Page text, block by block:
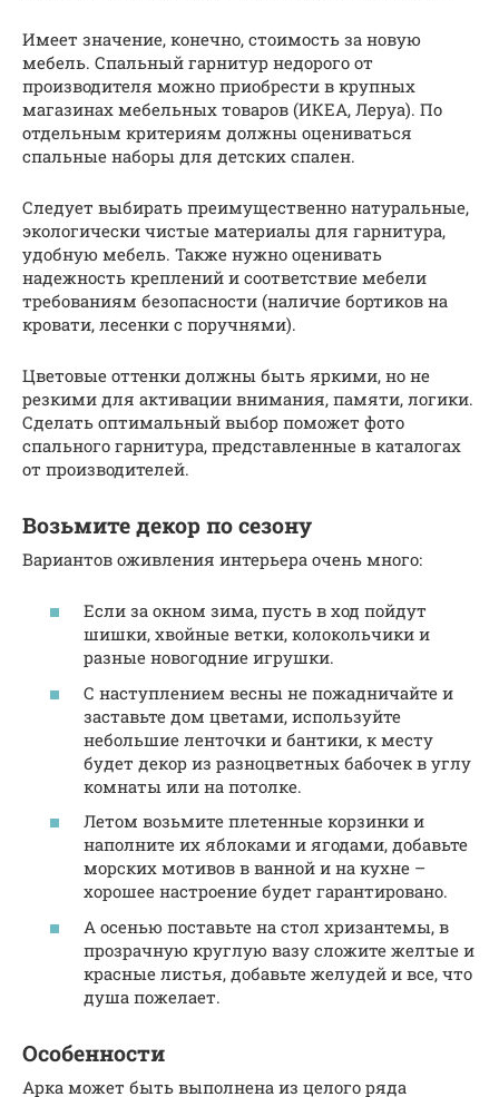
Имеет значение, конечно, стоимость за новую
мебель. Спальный гарнитур недорого от
производителя можно приобрести в крупных
магазинах мебельных товаров (ИКЕА, Леруа). По
отдельным критериям должны оцениваться
спальные наборы для детских спален.
Следует выбирать преимущественно натуральные,
экологически чистые материалы для гарнитура,
удобную мебель. Также нужно оценивать
надежность креплений и соответствие мебели
требованиям безопасности (наличие бортиков на
кровати, лесенки с поручнями).
Цветовые оттенки должны быть яркими, но не
резкими для активации внимания, памяти, логики.
Сделать оптимальный выбор поможет фото
спального гарнитура, представленные в каталогах
от производителей.
Возьмите декор по сезону
Вариантов оживления интерьера очень много:
Если за окном зима, пусть в ход пойдут
шишки, хвойные ветки, колокольчики и
разные новогодние игрушки.
С наступлением весны не пожадничайте и
заставьте дом цветами, используйте
небольшие ленточки и бантики, к месту
будет декор из разноцветных бабочек в углу
комнаты или на потолке.
Летом возьмите плетенные корзинки и
наполните их яблоками и ягодами, добавьте
морских мотивов в ванной и на кухне –
хорошее настроение будет гарантировано.
А осенью поставьте на стол хризантемы, в
прозрачную круглую вазу сложите желтые и
красные листья, добавьте желудей и все, что
душа пожелает.
Особенности
Арка может быть выполнена из целого ряда